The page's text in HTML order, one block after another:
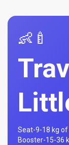
👶🍼
Seat-9-18 kg
Booster-15-36